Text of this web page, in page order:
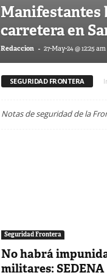
Manifestantes
carretera en
Redaccion - 27-May-24 @ 12:25 am
SEGURIDAD FRONTERA
Notas de seguridad de la
Seguridad Frontera
No habrá
militares: SEDENA